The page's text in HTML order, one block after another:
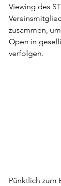
Viewing des
zusammen,
Open in
verfolgen.
Pünktlich zum